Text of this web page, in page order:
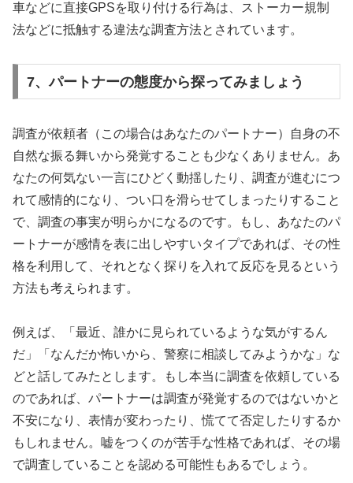
車などに直接GPSを取り付ける行為は、ストーカー規制
法などに抵触する違法な調査方法とされています。
7、パートナーの態度から探ってみましょう
調査が依頼者（この場合はあなたのパートナー）自身の不
自然な振る舞いから発覚することも少なくありません。あ
なたの何気ない一言にひどく動揺したり、調査が進むにつ
れて感情的になり、つい口を滑らせてしまったりすること
で、調査の事実が明らかになるのです。もし、あなたのパ
ートナーが感情を表に出しやすいタイプであれば、その性
格を利用して、それとなく探りを入れて反応を見るという
方法も考えられます。
例えば、「最近、誰かに見られているような気がするん
だ」「なんだか怖いから、警察に相談してみようかな」な
どと話してみたとします。もし本当に調査を依頼している
のであれば、パートナーは調査が発覚するのではないかと
不安になり、表情が変わったり、慌てて否定したりするか
もしれません。嘘をつくのが苦手な性格であれば、その場
で調査していることを認める可能性もあるでしょう。